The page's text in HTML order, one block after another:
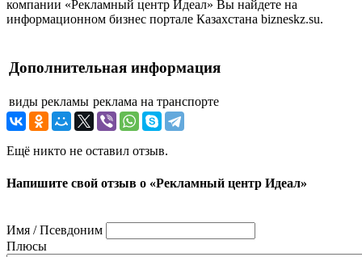
компании «Рекламный центр Идеал» Вы найдете на
информационном бизнес портале Казахстана bizneskz.su.
Дополнительная информация
виды рекламы реклама на транспорте
Ещё никто не оставил отзыв.
Напишите свой отзыв о «Рекламный центр Идеал»
Имя / Псевдоним
Плюсы